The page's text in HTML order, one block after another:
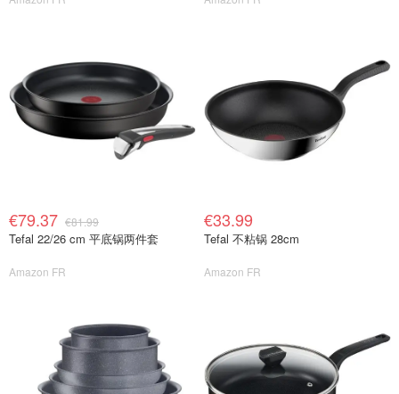
€79.37 €81.99
Tefal 22/26 cm 平底锅两件套
Amazon FR
€33.99
Tefal 不粘锅 28cm
Amazon FR